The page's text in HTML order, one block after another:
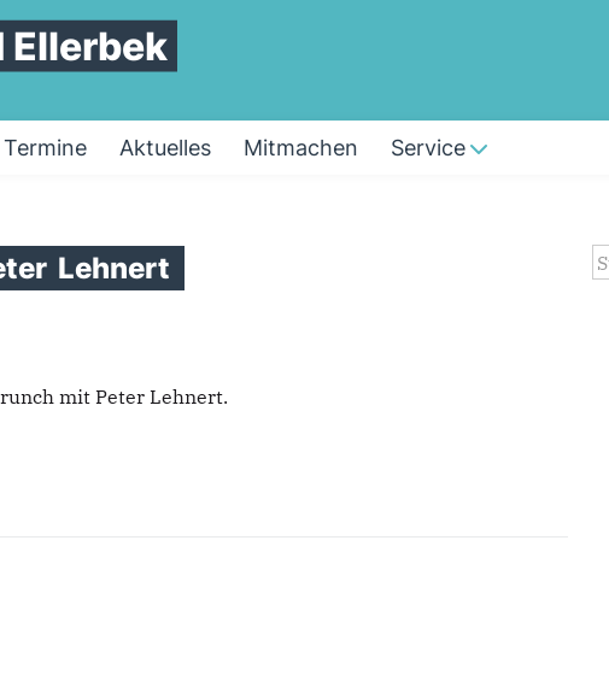
Ellerbek
Termine Aktuelles Mitmachen Service
Lehnert
mit Peter Lehnert.